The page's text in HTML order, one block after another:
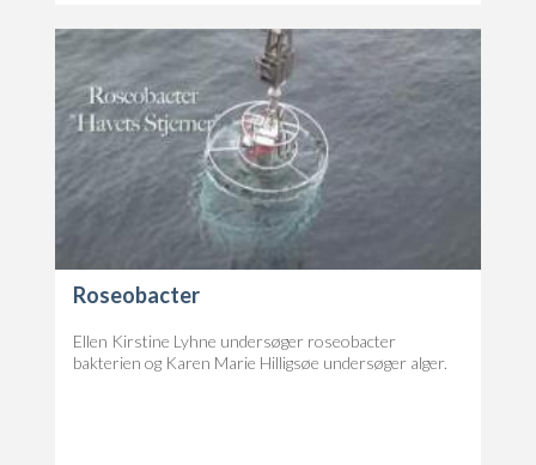
Roseobacter
Ellen Kirstine Lyhne undersøger roseobacter
bakterien og Karen Marie Hilligsøe undersøger alger.